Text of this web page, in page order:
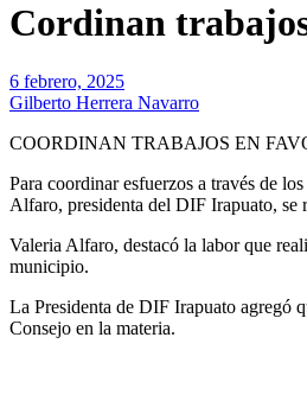
Cordinan
6 febrero, 2025
Gilberto Herrera Navarro
COORDINAN TRABAJOS EN
Para coordinar esfuerzos a través de
Alfaro, presidenta del DIF Irapuato, se
Valeria Alfaro, destacó la labor que
municipio.
La Presidenta de DIF Irapuato agregó
Consejo en la materia.